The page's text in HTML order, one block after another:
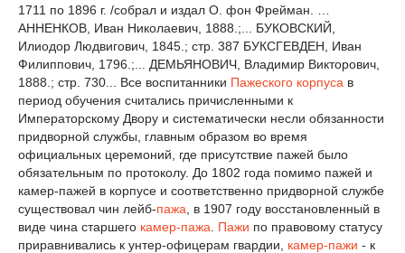
1711 по 1896 г. /собрал и издал О. фон Фрейман. …
АННЕНКОВ, Иван Николаевич, 1888.;... БУКОВСКИЙ,
Илиодор Людвигович, 1845.; стр. 387 БУКСГЕВДЕН, Иван
Филиппович, 1796.;... ДЕМЬЯНОВИЧ, Владимир Викторович,
1888.; стр. 730... Все воспитанники Пажеского корпуса в
период обучения считались причисленными к
Императорскому Двору и систематически несли обязанности
придворной службы, главным образом во время
официальных церемоний, где присутствие пажей было
обязательным по протоколу. До 1802 года помимо пажей и
камер-пажей в корпусе и соответственно придворной службе
существовал чин лейб-пажа , в 1907 году восстановленный в
виде чина старшего камер-пажа Пажи по правовому статусу
приравнивались к унтер-офицерам гвардии, камер-пажи - к